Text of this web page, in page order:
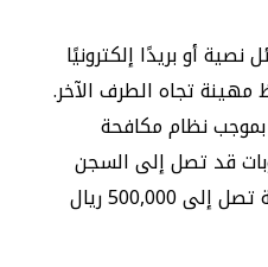
أو بريدًا إلكترونيًا
تجاه الطرف الآخر.
نظام مكافحة
قد تصل إلى السجن
لمدة عام واحد و/أو غرامة تصل إلى 500,000 ريال